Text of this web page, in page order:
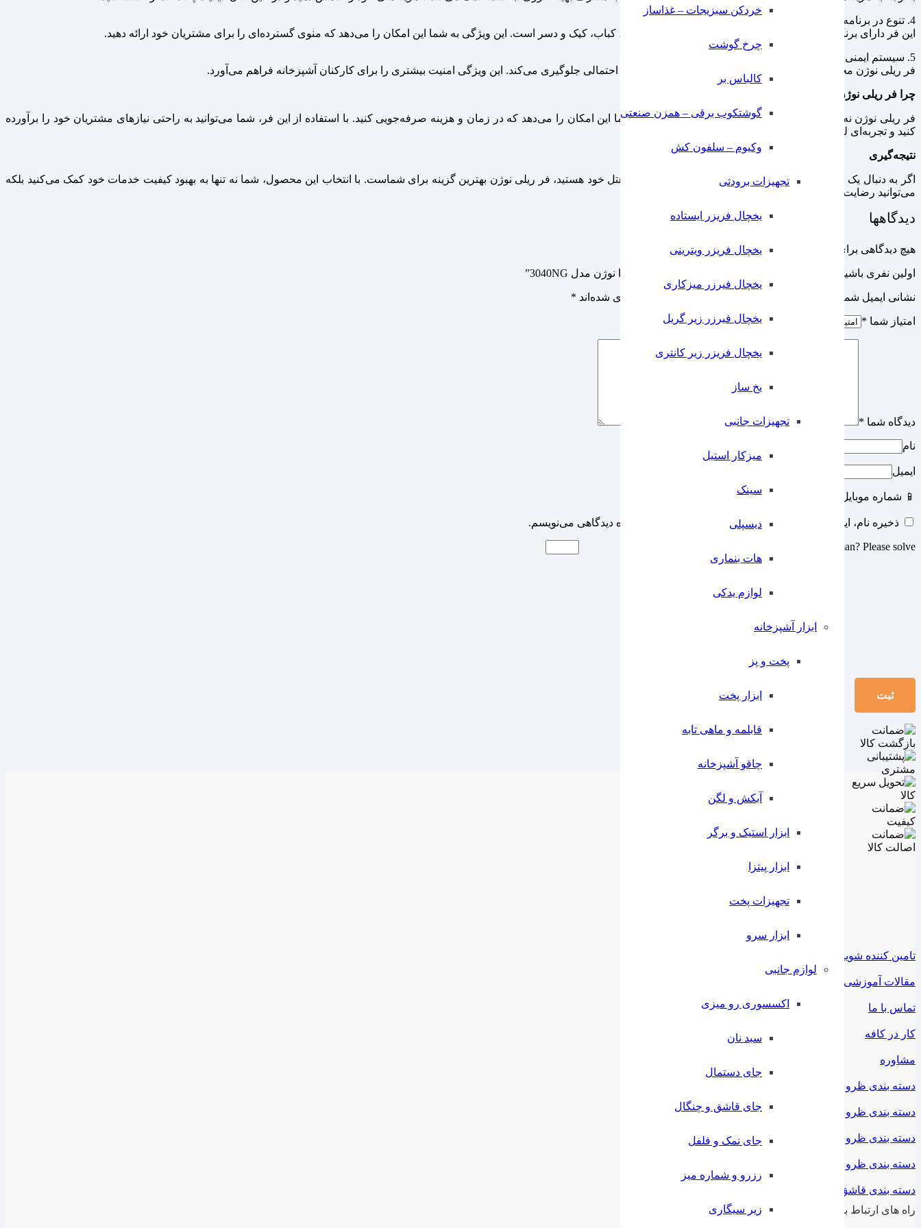
خردکن سبزیجات – غذاساز
چرخ گوشت
کالباس بر
گوشتکوب برقی – همزن صنعتی
وکیوم – سلفون کش
تجهیزات برودتی
یخچال فریزر ایستاده
یخچال فریزر ویترینی
یخچال فیرزر میزکاری
یخچال فیرزر زیر گریل
یخچال فریزر زیر کانتری
⁠یخ ساز
تجهیزات جانبی
میزکار استیل
سینک
دیسپلی
هات بنماری
لوازم یدکی
ابزار آشپزخانه
پخت و پز
ابزار پخت
قابلمه و ماهی تابه
چاقو آشپزخانه
آبکش و لگن
ابزار استیک و برگر
ابزار پیتزا
تجهیزات پخت
ابزار سرو
لوازم جانبی
اکسسوری رو میزی
سبد نان
جای دستمال
جای قاشق و چنگال
جای نمک و فلفل
رزرو و شماره میز
زیر سیگاری
4. تنوع در برنامه‌های پخت
این فر دارای برنامه‌های متنوعی برای پخت انواع غذاها از جمله پیتزا، کباب، کیک و دسر است. این ویژگی به شما این امکان را می‌دهد که منوی گسترده‌ای را برای مشتریان خود ارائه دهید.
5. سیستم ایمنی پیشرفته
فر ریلی نوژن مجهز به سیستم‌های ایمنی مدرن است که از خطرات احتمالی جلوگیری می‌کند. این ویژگی امنیت بیشتری را برای کارکنان آشپزخانه فراهم می‌آورد.
چرا فر ریلی نوژن بهترین انتخاب برای کسب‌وکار شماست؟
فر ریلی نوژن نه تنها کیفیت پخت غذا را افزایش می‌دهد بلکه به شما این امکان را می‌دهد که در زمان و هزینه صرفه‌جویی کنید. با استفاده از این فر، شما می‌توانید به راحتی نیازهای مشتریان خود را برآورده
کنید و تجربه‌ای لذت‌بخش را برای آن‌ها فراهم آورید.
نتیجه‌گیری
اگر به دنبال یک فر با کیفیت و کارآمد برای رستوران، فست‌فود یا هتل خود هستید، فر ریلی نوژن بهترین گزینه برای شماست. با انتخاب این محصول، شما نه تنها به بهبود کیفیت خدمات خود کمک می‌کنید بلکه
می‌توانید رضایت مشتریان را افزایش دهید.
دیدگاهها
هیچ دیدگاهی برای این محصول نوشته نشده است.
اولین نفری باشید که دیدگاهی را ارسال می کنید برای “فر ریلی پیتزا نوژن مدل 3040NG”
نشانی ایمیل شما منتشر نخواهد شد. بخش‌های موردنیاز علامت‌گذاری شده‌اند *
امتیاز شما *
دیدگاه شما *
نام
ایمیل
📱 شماره موبایل
ذخیره نام، ایمیل و وبسایت من در مرورگر برای زمانی که دوباره دیدگاهی می‌نویسم.
Are you human? Please solve:
تامین کننده شوید
مقالات آموزشی
تماس با ما
کار در کافه
مشاوره
دسته بندی ظروف ملامین
دسته بندی ظروف استیل
دسته بندی ظروف فلزی
دسته بندی ظروف چینی
دسته بندی قاشق و چنگال
راه های ارتباط با ما